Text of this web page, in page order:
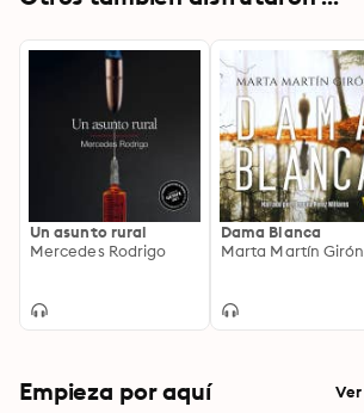
Un asunto rural
Mercedes Rodrigo
Dama Blanca
Marta Martín Girón
Empieza por aquí